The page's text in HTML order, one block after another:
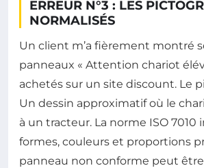
ERREUR N°3 : LES
NORMALISÉS
Un client m’a fièrement montré
panneaux « Attention chariot
achetés sur un site discount. Le
Un dessin approximatif où le
à un tracteur. La norme ISO 7010
formes, couleurs et proportions
panneau non conforme peut